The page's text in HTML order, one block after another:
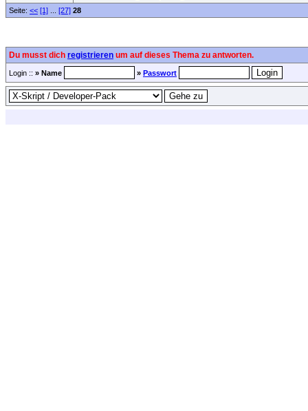
Seite: << [1] [27] 28
Du musst dich registrieren um auf dieses Thema zu antworten.
Login :: » Name » Passwort